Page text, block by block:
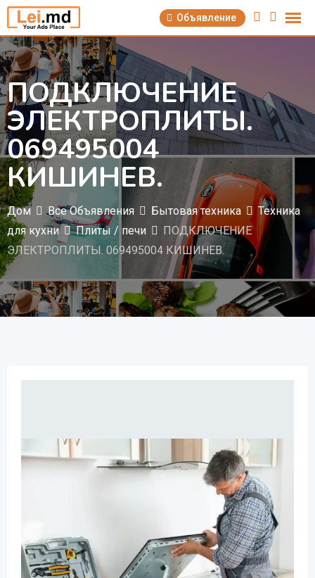
Перейти
содержимому
Объявление
ПОДКЛЮЧЕНИЕ
ЭЛЕКТРОПЛИТЫ.
069495004
КИШИНЕВ.
Дом Все Объявления Бытовая техника
Техника
для кухни
Плиты / печи
ПОДКЛЮЧЕНИЕ
ЭЛЕКТРОПЛИТЫ. 069495004 КИШИНЕВ.